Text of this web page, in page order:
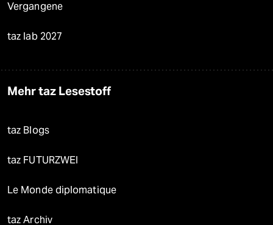
Vergangene
taz lab 2027
Mehr taz Lesestoff
taz Blogs
taz FUTURZWEI
Le Monde diplomatique
taz Archiv